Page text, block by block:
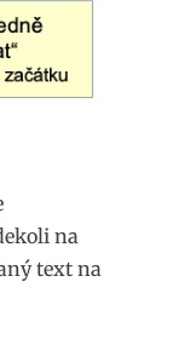
na
text na